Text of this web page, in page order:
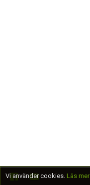
Vi använder cookies. Läs mer